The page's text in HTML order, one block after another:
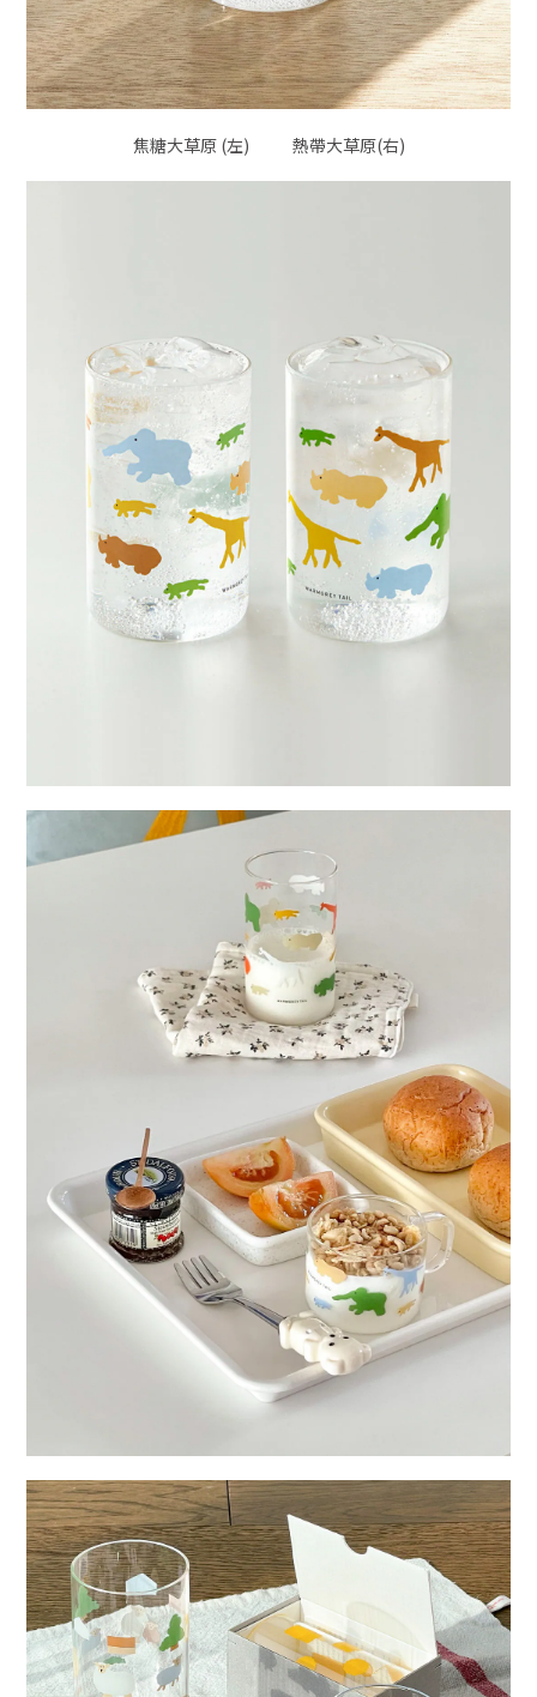
焦糖大草原 (左) 熱帶大草原(右)